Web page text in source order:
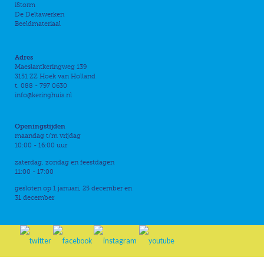
iStorm
De Deltawerken
Beeldmateriaal
Adres
Maeslantkeringweg 139
3151 ZZ Hoek van Holland
t. 088 - 797 0630
info@keringhuis.nl
Openingstijden
maandag t/m vrijdag
10:00 - 16:00 uur
zaterdag, zondag en feestdagen
11:00 - 17:00
gesloten op 1 januari, 25 december en
31 december